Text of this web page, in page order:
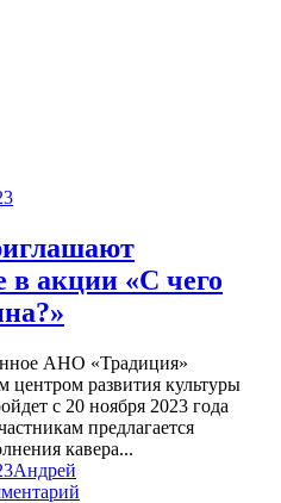
в акции «С чего
АНО «Традиция»
центром развития культуры
с 20 ноября 2023 года
предлагается
кавера...
Андрей